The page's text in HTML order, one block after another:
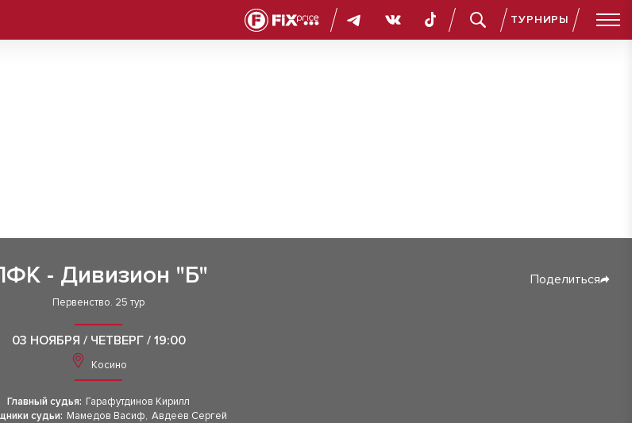
ТУРНИРЫ
- Дивизион "Б" Поделиться
Первенство. 25 тур
03 НОЯБРЯ / ЧЕТВЕРГ / 19:00
Косино
Главный судья: Гарафутдинов Кирилл
судьи: Мамедов Васиф, Авдеев Сергей